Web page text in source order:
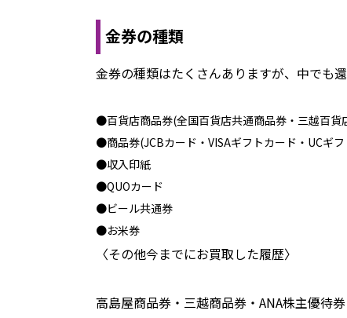
金券の種類
金券の種類はたくさんありますが、中でも
●百貨店商品券(全国百貨店共通商品券・三越百貨
●商品券(JCBカード・VISAギフトカード・UCギ
●収入印紙
●QUOカード
●ビール共通券
●お米券
〈その他今までにお買取した履歴〉
高島屋商品券・三越商品券・ANA株主優待